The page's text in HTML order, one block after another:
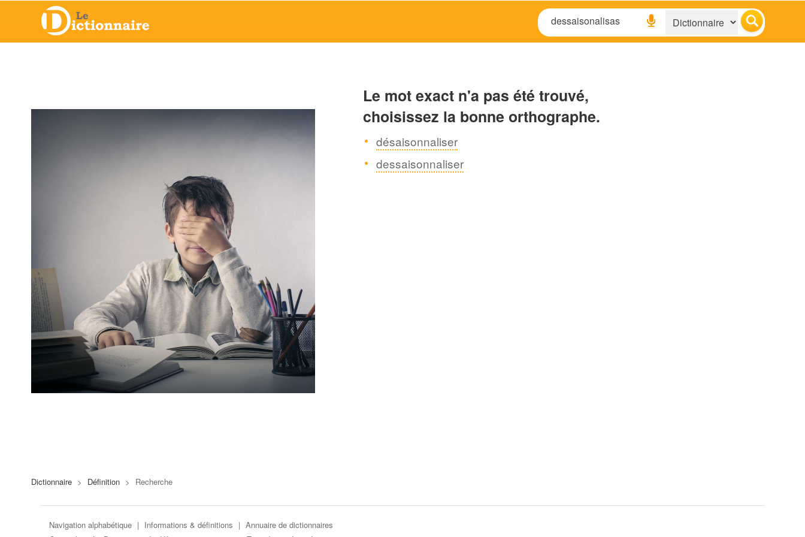
Le mot exact n'a pas été trouvé,
choisissez la bonne orthographe.
désaisonnaliser
dessaisonnaliser
Dictionnaire > Définition > Recherche
Navigation alphabétique | Informations & définitions | Annuaire de dictionnaires